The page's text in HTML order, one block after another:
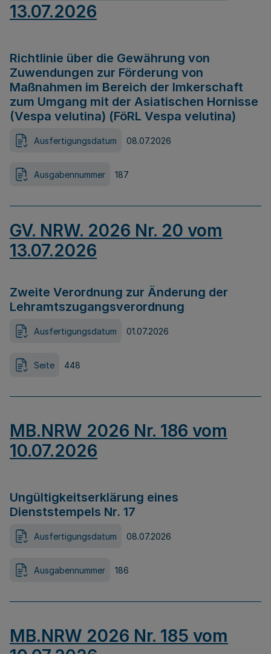
13.07.2026
Richtlinie über die Gewährung von
Zuwendungen zur Förderung von
Maßnahmen im Bereich der Imkerschaft
zum Umgang mit der Asiatischen Hornisse
(Vespa velutina) (FöRL Vespa velutina)
Ausfertigungsdatum 08.07.2026
Ausgabennummer 187
GV. NRW. 2026 Nr. 20 vom
13.07.2026
Zweite Verordnung zur Änderung der
Lehramtszugangsverordnung
Ausfertigungsdatum 01.07.2026
Seite 448
MB.NRW 2026 Nr. 186 vom
10.07.2026
Ungültigkeitserklärung eines
Dienststempels Nr. 17
Ausfertigungsdatum 08.07.2026
Ausgabennummer 186
MB.NRW 2026 Nr. 185 vom